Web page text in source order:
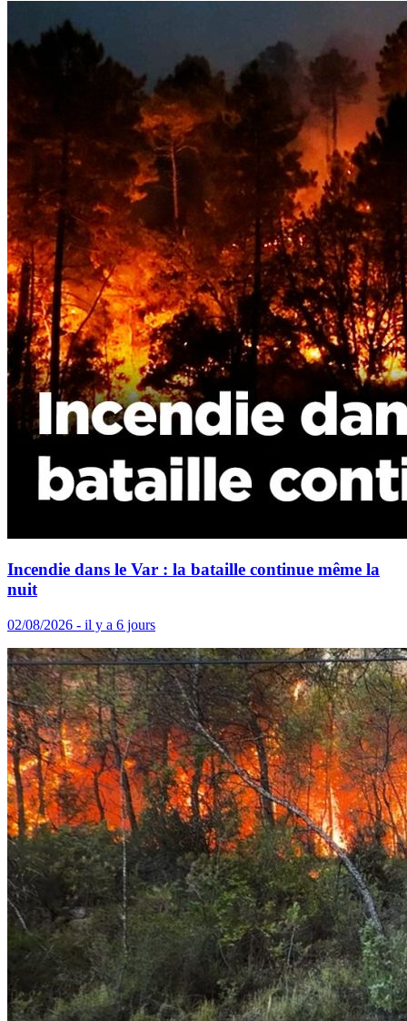
Incendie dans le Var : la bataille continue même la
nuit
02/08/2026 - il y a 6 jours